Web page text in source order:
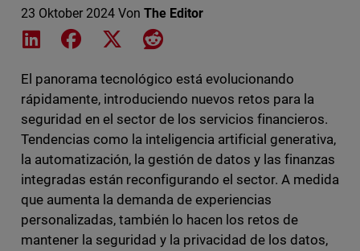
23 Oktober 2024 Von The Editor
Share on LinkedIn
Share on Facebook
Share on XShare on Reddit
El panorama tecnológico está evolucionando
rápidamente, introduciendo nuevos retos para la
seguridad en el sector de los servicios financieros.
Tendencias como la inteligencia artificial generativa,
la automatización, la gestión de datos y las finanzas
integradas están reconfigurando el sector. A medida
que aumenta la demanda de experiencias
personalizadas, también lo hacen los retos de
mantener la seguridad y la privacidad de los datos,